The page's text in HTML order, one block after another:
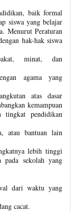
baik formal
siswa yang belajar
Menurut Peraturan
hak-hak siswa
minat, dan
agama yang
atas dasar
kemampuan
tingkat pendidikan
atau bantuan lain
lebih tinggi
pada sekolah yang
dari waktu yang
cacat.